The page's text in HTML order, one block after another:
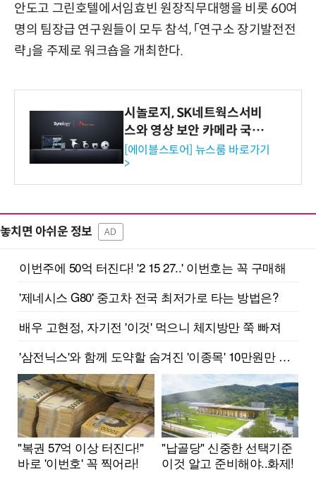
안도고 그린호텔에서임효빈 원장직무대행을 비롯 60여
명의 팀장급 연구원들이 모두 참석, 「연구소 장기발전전
략」을 주제로 워크숍을 개최한다.
시놀로지, SK네트웍스서비
스와 영상 보안 카메라 국내
독점 판매 파트너십 체결
[에이블스토어] 뉴스룸 바로가기
>
놓치면 아쉬운 정보 AD